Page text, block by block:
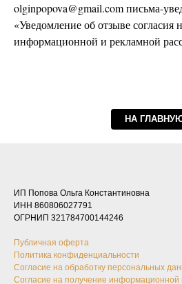
olginpopova@gmail.com письма-
«Уведомление об отзыве согласия
информационной и рекламной
НА
ИП Попова Ольга Константиновна
ИНН 860806027791
ОГРНИП 321784700144246
Публичная оферта
Политика конфиденциальности
Согласие на обработку персональных
Согласие на получение информационной